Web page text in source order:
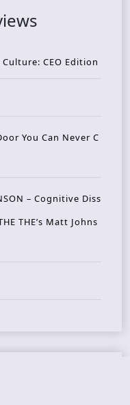
Culture: CEO Edition
You Can Never C
– Cognitive Diss
THE’s Matt Johns